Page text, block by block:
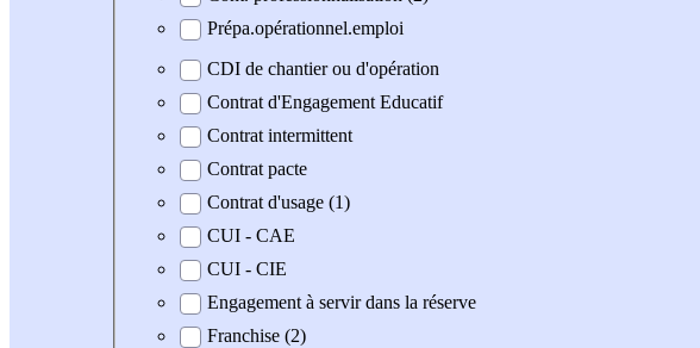
Prépa.opérationnel.emploi
CDI de chantier ou d'opération
Contrat d'Engagement Educatif
Contrat intermittent
Contrat pacte
Contrat d'usage (1)
CUI - CAE
CUI - CIE
Engagement à servir dans la réserve
Franchise (2)